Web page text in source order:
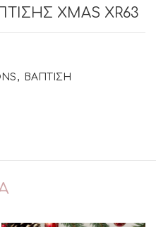
XMAS XR63
, ΒΑΠΤΙΣΗ